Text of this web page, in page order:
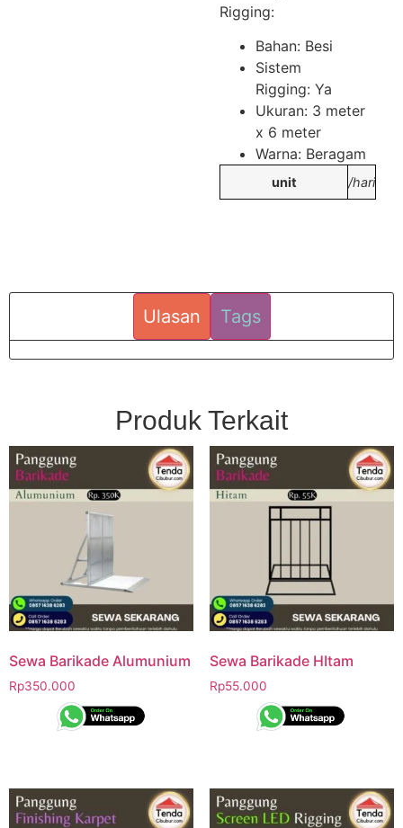
Rigging:
Bahan: Besi
Sistem
Rigging: Ya
Ukuran: 3 meter
x 6 meter
Warna: Beragam
unit /hari
Ulasan Tags
Produk Terkait
Sewa Barikade Alumunium
Rp350.000
Sewa Barikade HItam
Rp55.000